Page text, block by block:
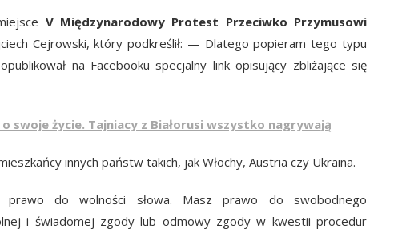
V Międzynarodowy Protest Przeciwko Przymusowi
Cejrowski, który podkreślił: — Dlatego popieram tego typu
na Facebooku specjalny link opisujący zbliżające się
swoje życie. Tajniacy z Białorusi wszystko nagrywają
innych państw takich, jak Włochy, Austria czy Ukraina.
do wolności słowa. Masz prawo do swobodnego
i świadomej zgody lub odmowy zgody w kwestii procedur